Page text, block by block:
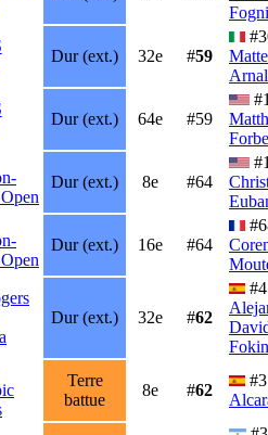
Dur (ext.) 32e #59
Dur (ext.) 64e #59
Dur (ext.) 8e #64
Dur (ext.) 16e #64
Dur (ext.) 32e #62
Terre
battue
8e #62